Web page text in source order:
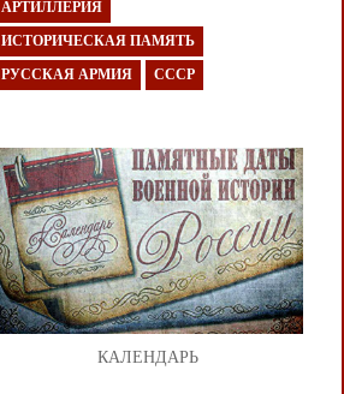
АРТИЛЛЕРИЯ
ИСТОРИЧЕСКАЯ ПАМЯТЬ
РУССКАЯ АРМИЯ СССР
КАЛЕНДАРЬ